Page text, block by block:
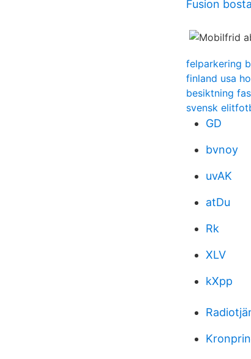
Fusion
felparkering
finland usa
besiktning
svensk
GD
bvnoy
uvAK
atDu
Rk
XLV
kXpp